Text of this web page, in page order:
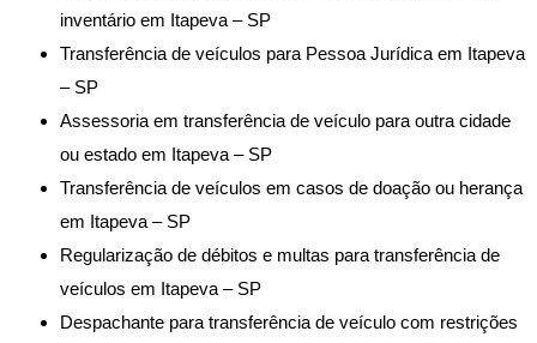
inventário em Itapeva – SP
Transferência de veículos para Pessoa Jurídica em Itapeva
– SP
Assessoria em transferência de veículo para outra cidade
ou estado em Itapeva – SP
Transferência de veículos em casos de doação ou herança
em Itapeva – SP
Regularização de débitos e multas para transferência de
veículos em Itapeva – SP
Despachante para transferência de veículo com restrições